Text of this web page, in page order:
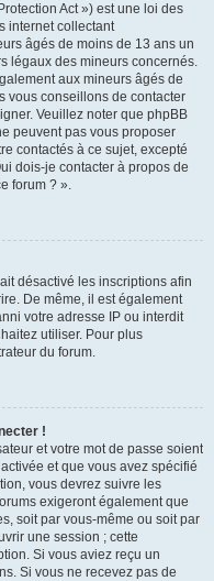
Act ») est une loi des
internet collectant
âgés de moins de 13 ans un
légaux des mineurs concernés.
aux mineurs âgés de
vous conseillons de contacter
Veuillez noter que phpBB
peuvent pas vous proposer
contactés à ce sujet, excepté
dois-je contacter à propos de
forum ? ».
désactivé les inscriptions afin
De même, il est également
votre adresse IP ou interdit
utiliser. Pour plus
du forum.
!
et votre mot de passe soient
et que vous avez spécifié
vous devrez suivre les
exigeront également que
soit par vous-même ou soit par
une session ; cette
Si vous aviez reçu un
Si vous ne recevez pas de